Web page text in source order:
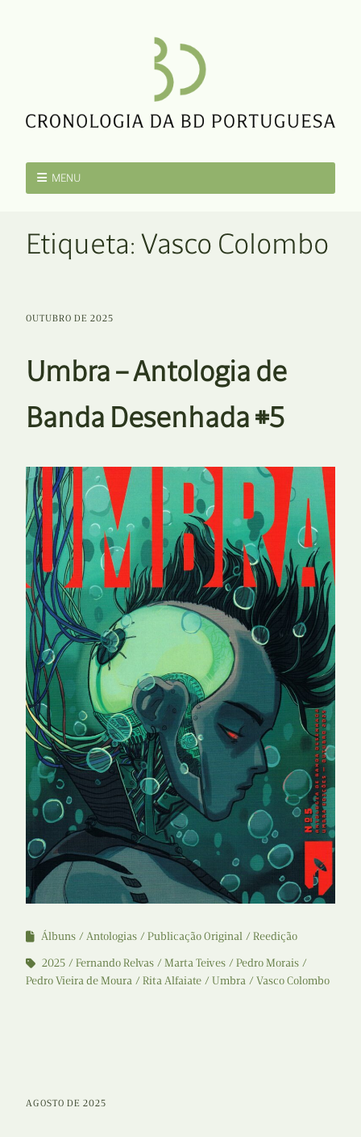
MENU
Etiqueta: Vasco Colombo
OUTUBRO DE 2025
Umbra – Antologia de
Banda Desenhada #5
Álbuns Antologias Publicação Original
Reedição
2025
Fernando Relvas Marta Teives
Pedro Morais
Pedro Vieira de Moura
Rita Alfaiate Umbra Vasco Colombo
AGOSTO DE 2025